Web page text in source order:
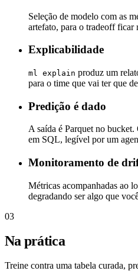
Seleção de modelo com as
artefato, para o tradeoff ficar
Explicabilidade
ml explain produz um
para o time que vai ter que
Predição é dado
A saída é Parquet no
em SQL, legível por um
Monitoramento de
Métricas acompanhadas ao
degradando ser algo que
03
Na prática
Treine contra uma tabela curada,